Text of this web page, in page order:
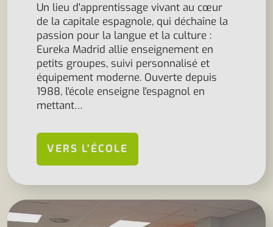
Un lieu d'apprentissage vivant au cœur
de la capitale espagnole, qui déchaîne la
passion pour la langue et la culture :
Eureka Madrid allie enseignement en
petits groupes, suivi personnalisé et
équipement moderne. Ouverte depuis
1988, l'école enseigne l'espagnol en
mettant…
VERS L'ÉCOLE